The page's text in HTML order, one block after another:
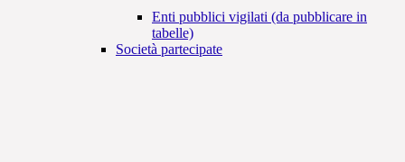
Enti pubblici vigilati (da pubblicare in
tabelle)
Società partecipate